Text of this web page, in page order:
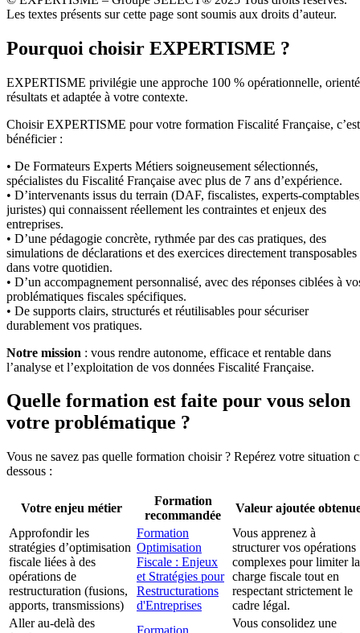
Les textes présents sur cette page sont soumis aux droits d’auteur.
Pourquoi choisir EXPERTISME ?
EXPERTISME privilégie une approche 100 % opérationnelle,
résultats et adaptée à votre contexte.
Choisir EXPERTISME pour votre formation Fiscalité Française, c’est
bénéficier :
• De Formateurs Experts Métiers soigneusement sélectionnés,
spécialistes du Fiscalité Française avec plus de 7 ans d’expérience.
• D’intervenants issus du terrain (DAF, fiscalistes, experts-
juristes) qui connaissent réellement les contraintes et enjeux des
entreprises.
• D’une pédagogie concrète, rythmée par des cas pratiques, des
simulations de déclarations et des exercices directement transposables
dans votre quotidien.
• D’un accompagnement personnalisé, avec des réponses ciblées à
problématiques fiscales spécifiques.
• De supports clairs, structurés et réutilisables pour sécuriser
durablement vos pratiques.
Notre mission : vous rendre autonome, efficace et rentable dans
l’analyse et l’exploitation de vos données Fiscalité Française.
Quelle formation est faite pour vous selon
votre problématique ?
Vous ne savez pas quelle formation choisir ? Repérez votre situation
dessous :
Votre enjeu métier
Formation
recommandée
Valeur ajoutée
Approfondir les
stratégies d’optimisation
fiscale liées à des
opérations de
restructuration (fusions,
apports, transmissions)
Formation
Optimisation
Fiscale : Enjeux
et Stratégies pour
Restructurations
d'Entreprises
Vous apprenez à
structurer vos opérations
complexes pour limiter la
charge fiscale tout en
respectant strictement le
cadre légal.
Aller au-delà des
Vous consolidez une